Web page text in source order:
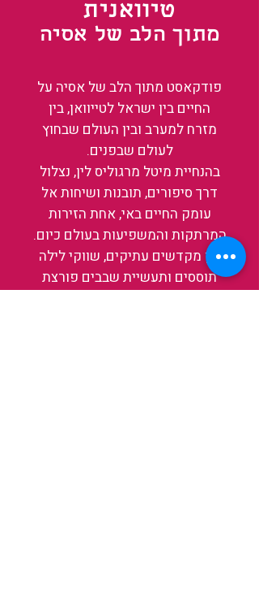
טיוואנית
מתוך הלב של אסיה
פודקאסט מתוך הלב של אסיה על
החיים בין ישראל לטייוואן, בין
מזרח למערב ובין העולם שבחוץ
לעולם שבפנים.
בהנחיית מיטל מרגוליס לין, נצלול
דרך סיפורים, תובנות ושיחות אל
עומק החיים באי, אחת הזירות
המרתקות והמשפיעות בעולם כיום.
בין מקדשים עתיקים, שווקי לילה
תוססים ותעשיית שבבים פורצת